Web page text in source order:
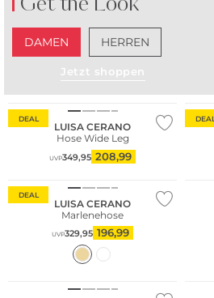
DAMEN HERREN
Jetzt shoppen
DEAL
LUISA CERANO
Hose Wide Leg
UVP349,95 208,99
DEAL
DEAL
LUISA CERANO
Marlenehose
UVP329,95 196,99